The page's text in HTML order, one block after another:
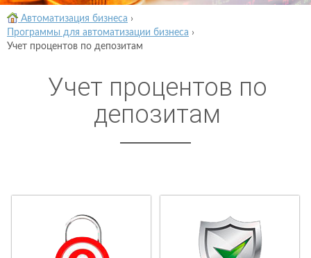
Автоматизация бизнеса ›
Программы для автоматизации бизнеса ›
Учет процентов по депозитам
Учет процентов по
депозитам